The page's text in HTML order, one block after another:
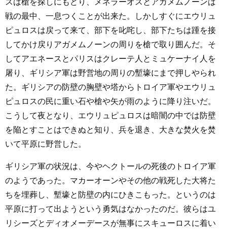
戦の最中、一息つくことが出来た。しかしすぐにエウリュ
ピュロスは戻って来て、部下を叱咤し、部下たちは踵を接
してかけ戻りアガメムノーンの周りを槍で取り囲んだ。そ
してアエネースとパリスはクレーテ人とミュケーナイ人を
屠り、ギリシア軍は野営地の周りの塹壕にまで押しやられ
た。ギリシアの防壁の胸壁や塔からトロイア軍やエウリュ
ピュロスの民に重い石や槍や矢が雨のように降り注いだ。
こうして夜となり、エウリュピュロスは暗闇の中では防壁
を陥とすことはできぬと知り、兵を退き、大きな焚火を焚
いて平原に野営した。
ギリシア軍の状況は、今やヘクトールの死後のトロイア軍
のようであった。マカーオーンやその他の戦死した大将た
ちを埋葬し、塹壕と防壁の内にひきこもった。というのは
平原に打って出ようという勇気はなかったのだ。彼らはユ
リシーズとディオメーデースが無事にスキューロスに着い